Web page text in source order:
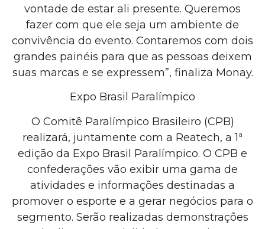
vontade de estar ali presente. Queremos
fazer com que ele seja um ambiente de
convivência do evento. Contaremos com dois
grandes painéis para que as pessoas deixem
suas marcas e se expressem”, finaliza Monay.
Expo Brasil Paralímpico
O Comitê Paralímpico Brasileiro (CPB)
realizará, juntamente com a Reatech, a 1ª
edição da Expo Brasil Paralímpico. O CPB e
confederações vão exibir uma gama de
atividades e informações destinadas a
promover o esporte e a gerar negócios para o
segmento. Serão realizadas demonstrações